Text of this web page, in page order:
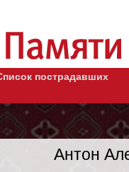
пострадавших
Антон